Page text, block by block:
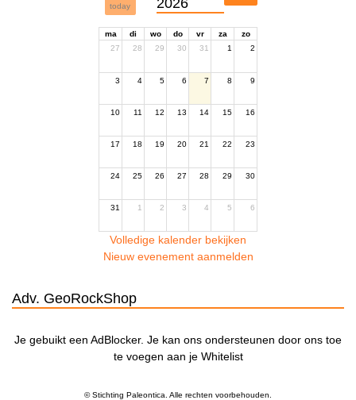
today
2026
ma di wo do vr za
zo
27
28 29 30 31 1 2
3 4 5 6 7 8 9
10 11 12 13 14 15 16
17 18 19 20 21 22 23
24 25 26 27 28 29 30
31 1 2 3 4 5 6
Volledige kalender bekijken
Nieuw evenement aanmelden
Adv. GeoRockShop
Je gebuikt een AdBlocker. Je kan ons ondersteunen door ons toe
te voegen aan je Whitelist
© Stichting Paleontica. Alle rechten voorbehouden.